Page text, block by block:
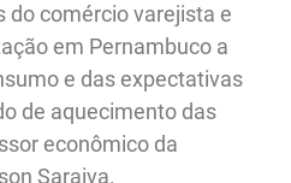
do comércio varejista e
em Pernambuco a
e das expectativas
de aquecimento das
econômico da
Saraiva.